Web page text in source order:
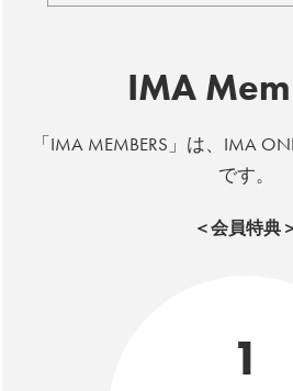
IMA
「IMA MEMBERS」は、IMA
です。
＜会員特典
1